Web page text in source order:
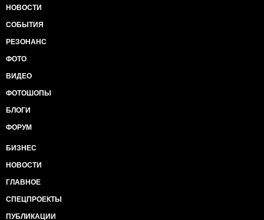
НОВОСТИ
СОБЫТИЯ
РЕЗОНАНС
ФОТО
ВИДЕО
ФОТОШОПЫ
БЛОГИ
ФОРУМ
БИЗНЕС
НОВОСТИ
ГЛАВНОЕ
СПЕЦПРОЕКТЫ
ПУБЛИКАЦИИ